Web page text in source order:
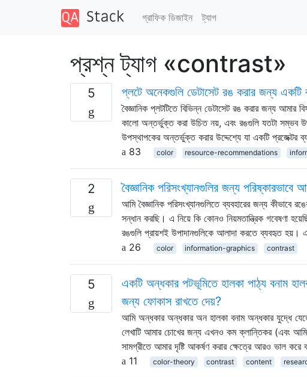
গ্রাফিক ডিজাইন ট্যাগ
প্রশ্ন ট্যাগ «contrast»
5 প্লটে অনেকগুলি ডেটাসেট রঙ করার জন্য একটি
বৈজ্ঞানিক প্লটটিতে বিভিন্ন ডেটাসেট রঙ করার জন্য
কালো অন্তর্ভুক্ত করা উচিত নয়, এবং রঙগুলি যতটা সম্ভব
উপস্থাপকের অন্তর্ভুক্ত করার উদ্দেশ্যে যা একটি প্রজেক্টর
83
color resource-recommendations
2 বৈজ্ঞানিক পরিসংখ্যানগুলির জন্য
আমি বৈজ্ঞানিক পরিসংখ্যানগুলিতে ব্যবহারের জন্য কীভাবে
সন্ধান করছি। এ নিয়ে কি কোনও নিয়মতান্ত্রিক গবেষণা
রঙগুলি প্রায়শই উপাদানগুলিকে আলাদা করতে ব্যবহৃত হয়।
26
color information-graphics contrast
5
একটি অন্ধকার পটভূমিতে হালকা পাঠ্য বনাম
জন্য ফোকাস রাখতে দেয়?
আমি অন্ধকার অন্ধকার অন হালকা বনাম অন্ধকার যুদ্ধে
লেখাটি আমার চোখের জন্য এখনও কম ক্লান্তিকর (এবং
সামগ্রীতে আমার দৃষ্টি আকর্ষণ করার ক্ষেত্রে আরও ভাল
11
color-theory contrast content